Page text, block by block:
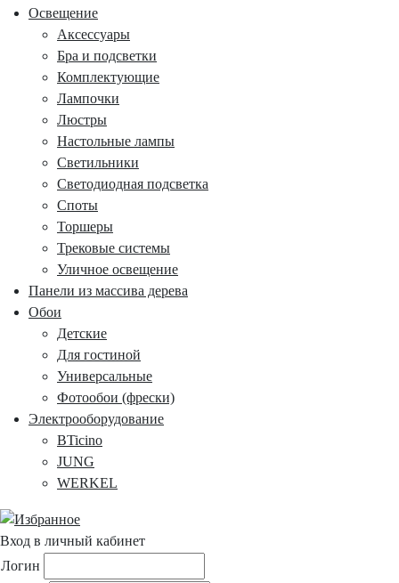
Освещение
Аксессуары
Бра и подсветки
Комплектующие
Лампочки
Люстры
Настольные лампы
Светильники
Светодиодная подсветка
Споты
Торшеры
Трековые системы
Уличное освещение
Панели из массива дерева
Обои
Детские
Для гостиной
Универсальные
Фотообои (фрески)
Электрооборудование
BTicino
JUNG
WERKEL
Вход в личный кабинет
Логин